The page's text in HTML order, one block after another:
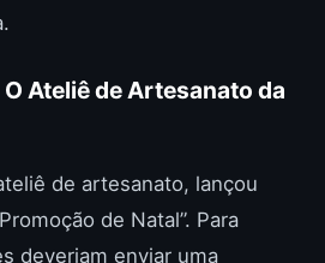
Ateliê de Artesanato da
de artesanato, lançou
de Natal”. Para
deveriam enviar uma